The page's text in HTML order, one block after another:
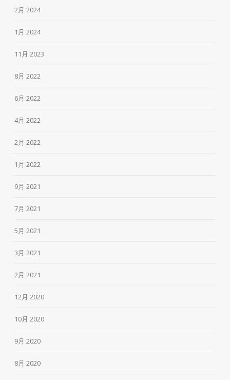
2月 2024
1月 2024
11月 2023
8月 2022
6月 2022
4月 2022
2月 2022
1月 2022
9月 2021
7月 2021
5月 2021
3月 2021
2月 2021
12月 2020
10月 2020
9月 2020
8月 2020